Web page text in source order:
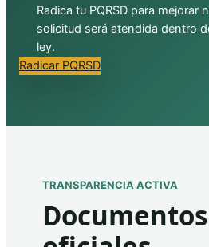
Radica tu PQRSD para mejorar
solicitud será atendida dentro
ley.
Radicar PQRSD
TRANSPARENCIA ACTIVA
Documentos